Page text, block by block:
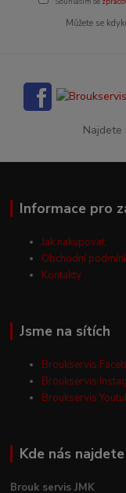
Můžete se
Najdete
Informace pro
Jak nakupovat
Obchodní
Kontakty
Jsme na sítích
Broukservis
Broukservis
Broukservis
Kde nás najdete
Brouk servis JMK